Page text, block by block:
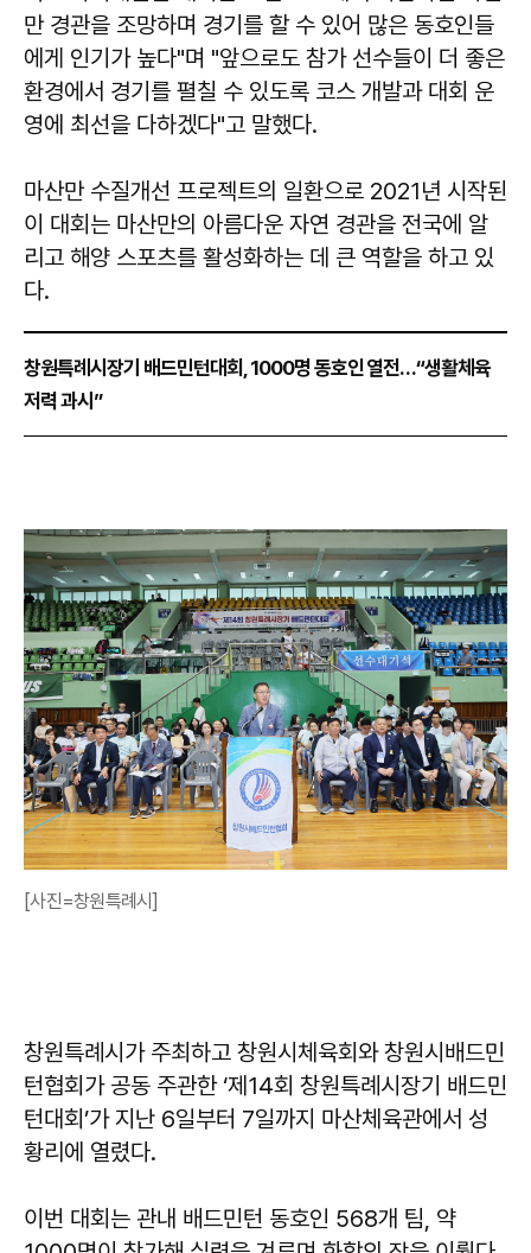
만 경관을 조망하며 경기를 할 수 있어 많은 동호인들
에게 인기가 높다"며 "앞으로도 참가 선수들이 더 좋은
환경에서 경기를 펼칠 수 있도록 코스 개발과 대회 운
영에 최선을 다하겠다"고 말했다.
마산만 수질개선 프로젝트의 일환으로 2021년 시작된
이 대회는 마산만의 아름다운 자연 경관을 전국에 알
리고 해양 스포츠를 활성화하는 데 큰 역할을 하고 있
다.
창원특례시장기 배드민턴대회, 1000명 동호인 열전…“생활체육
저력 과시”
[사진=창원특례시]
창원특례시가 주최하고 창원시체육회와 창원시배드민
턴협회가 공동 주관한 ‘제14회 창원특례시장기 배드민
턴대회’가 지난 6일부터 7일까지 마산체육관에서 성
황리에 열렸다.
이번 대회는 관내 배드민턴 동호인 568개 팀, 약